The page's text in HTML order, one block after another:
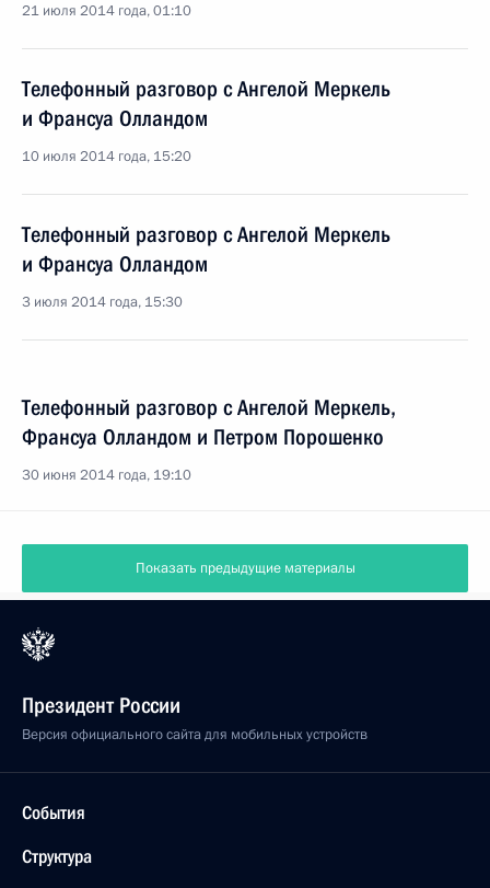
21 июля 2014 года, 01:10
Телефонный разговор с Ангелой Меркель
и Франсуа Олландом
10 июля 2014 года, 15:20
Телефонный разговор с Ангелой Меркель
и Франсуа Олландом
3 июля 2014 года, 15:30
Телефонный разговор с Ангелой Меркель,
Франсуа Олландом и Петром Порошенко
30 июня 2014 года, 19:10
Показать предыдущие материалы
Президент России
Версия официального сайта для мобильных устройств
События
Структура